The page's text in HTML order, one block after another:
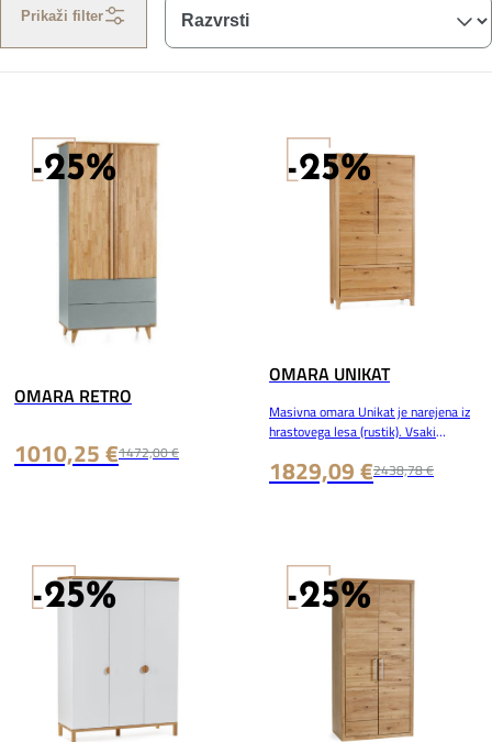
Prikaži filter
-25%
OMARA RETRO
1010,25 €1472,00 €
-25%
OMARA UNIKAT
Masivna omara Unikat je narejena iz
hrastovega lesa (rustik). Vsaki
in elegance.
1829,09 €2438,78 €
-25% -25%